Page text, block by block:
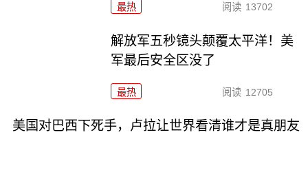
最热 阅读 13702
解放军五秒镜头颠覆太平洋！美
军最后安全区没了
最热 阅读 12705
美国对巴西下死手，卢拉让世界看清谁才是真朋友